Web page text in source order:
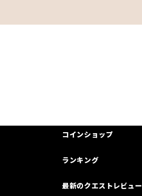
コインショップ
ランキング
最新のクエストレビュー